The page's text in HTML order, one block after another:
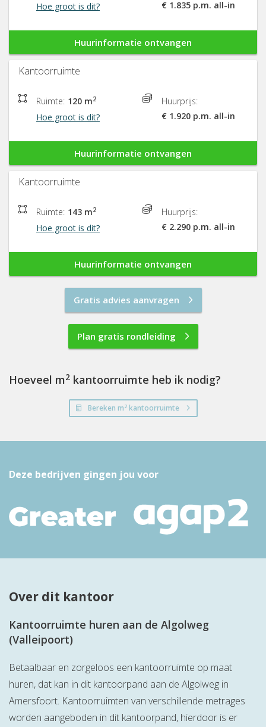
Hoe groot is dit? € 1.835 p.m. all-in
Huurinformatie ontvangen
Kantoorruimte
Ruimte: 120 m2
Hoe groot is dit?
Huurprijs:
€ 1.920 p.m. all-in
Huurinformatie ontvangen
Kantoorruimte
Ruimte: 143 m2
Hoe groot is dit?
Huurprijs:
€ 2.290 p.m. all-in
Huurinformatie ontvangen
Gratis advies aanvragen
Plan gratis rondleiding
Hoeveel m2 kantoorruimte heb ik nodig?
Bereken m2kantoorruimte
Deze bedrijven gingen jou voor
Over dit kantoor
Kantoorruimte huren aan de Algolweg
(Valleipoort)
Betaalbaar en zorgeloos een kantoorruimte op maat
huren, dat kan in dit kantoorpand aan de Algolweg in
Amersfoort. Kantoorruimten van verschillende metrages
worden aangeboden in dit kantoorpand, hierdoor is er